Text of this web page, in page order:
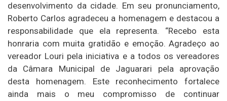
desenvolvimento da cidade. Em seu pronunciamento,
Roberto Carlos agradeceu a homenagem e destacou a
responsabilidade que ela representa. “Recebo esta
honraria com muita gratidão e emoção. Agradeço ao
vereador Louri pela iniciativa e a todos os vereadores
da Câmara Municipal de Jaguarari pela aprovação
desta homenagem. Este reconhecimento fortalece
ainda mais o meu compromisso de continuar